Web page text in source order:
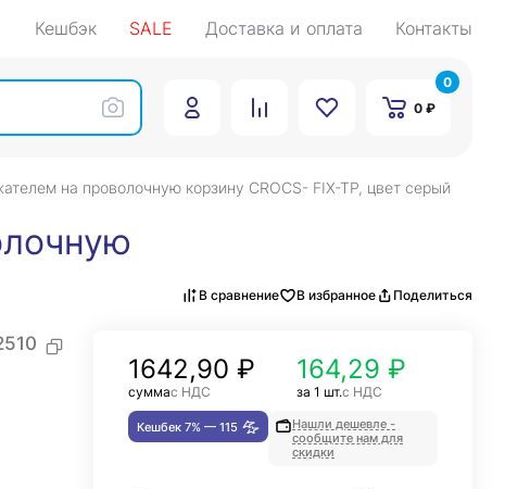
Кешбэк SALE Доставка и оплата Контакты
0 ₽
0
на проволочную корзину CROCS- FIX-TP, цвет серый
В сравнение В избранное Поделиться
1642,90 ₽
суммас НДС
164,29 ₽
за 1 шт.с НДС
Кешбек 7% — 115
Нашли дешевле -
сообщите нам для
скидки